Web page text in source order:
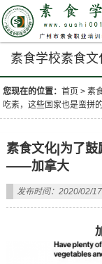
素食学校素食文
您现在的位置：首页 >素
吃素，这些国家也是蛮
素食文化|为了
——加拿大
发布时间：2020/02/17